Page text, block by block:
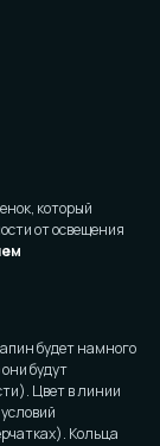
который
от освещения
будет намного
будут
Цвет в линии
Кольца